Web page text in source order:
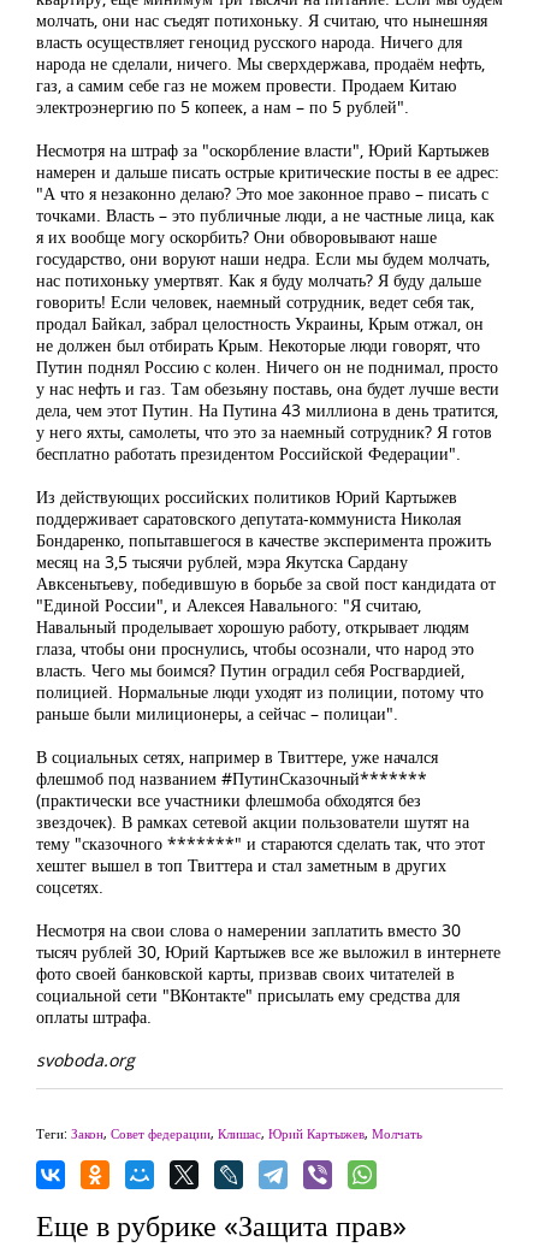
молчать, они нас съедят потихоньку. Я считаю, что нынешняя
власть осуществляет геноцид русского народа. Ничего для
народа не сделали, ничего. Мы сверхдержава, продаём нефть,
газ, а самим себе газ не можем провести. Продаем Китаю
электроэнергию по 5 копеек, а нам – по 5 рублей".
Несмотря на штраф за "оскорбление власти", Юрий Картыжев
намерен и дальше писать острые критические посты в ее адрес:
"А что я незаконно делаю? Это мое законное право – писать с
точками. Власть – это публичные люди, а не частные лица, как
я их вообще могу оскорбить? Они обворовывают наше
государство, они воруют наши недра. Если мы будем молчать,
нас потихоньку умертвят. Как я буду молчать? Я буду дальше
говорить! Если человек, наемный сотрудник, ведет себя так,
продал Байкал, забрал целостность Украины, Крым отжал, он
не должен был отбирать Крым. Некоторые люди говорят, что
Путин поднял Россию с колен. Ничего он не поднимал, просто
у нас нефть и газ. Там обезьяну поставь, она будет лучше вести
дела, чем этот Путин. На Путина 43 миллиона в день тратится,
у него яхты, самолеты, что это за наемный сотрудник? Я готов
бесплатно работать президентом Российской Федерации".
Из действующих российских политиков Юрий Картыжев
поддерживает саратовского депутата-коммуниста Николая
Бондаренко, попытавшегося в качестве эксперимента прожить
месяц на 3,5 тысячи рублей, мэра Якутска Сардану
Авксеньтьеву, победившую в борьбе за свой пост кандидата от
"Единой России", и Алексея Навального: "Я считаю,
Навальный проделывает хорошую работу, открывает людям
глаза, чтобы они проснулись, чтобы осознали, что народ это
власть. Чего мы боимся? Путин оградил себя Росгвардией,
полицией. Нормальные люди уходят из полиции, потому что
раньше были милиционеры, а сейчас – полицаи".
В социальных сетях, например в Твиттере, уже начался
флешмоб под названием #ПутинСказочный*******
(практически все участники флешмоба обходятся без
звездочек). В рамках сетевой акции пользователи шутят на
тему "сказочного *******" и стараются сделать так, что этот
хештег вышел в топ Твиттера и стал заметным в других
соцсетях.
Несмотря на свои слова о намерении заплатить вместо 30
тысяч рублей 30, Юрий Картыжев все же выложил в интернете
фото своей банковской карты, призвав своих читателей в
социальной сети "ВКонтакте" присылать ему средства для
оплаты штрафа.
svoboda.org
Теги: Закон, Совет федерации, Клишас, Юрий Картыжев, Молчать
Еще в рубрике «Защита прав»